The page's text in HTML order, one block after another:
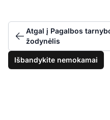
Atgal į Pagalbos
žodynėlis
Išbandykite nemokamai